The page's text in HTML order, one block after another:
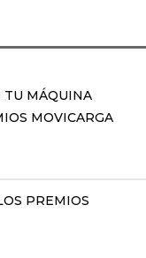
TU MÁQUINA
MOVICARGA
PREMIOS